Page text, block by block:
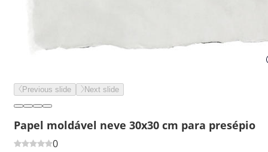
Previous slide Next slide
Papel moldável neve 30x30 cm para presépio
0